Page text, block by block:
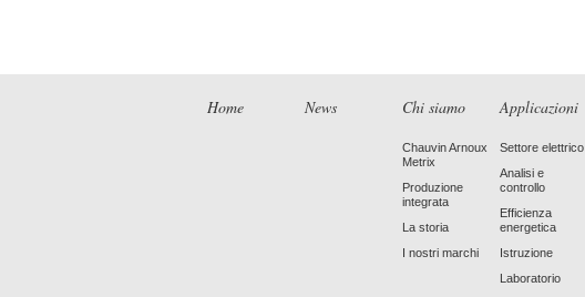
Home News Chi siamo
Chauvin Arnoux
Metrix
Produzione
integrata
La storia
I nostri marchi
Applicazioni
Settore elettrico
Analisi e
controllo
Efficienza
energetica
Istruzione
Laboratorio